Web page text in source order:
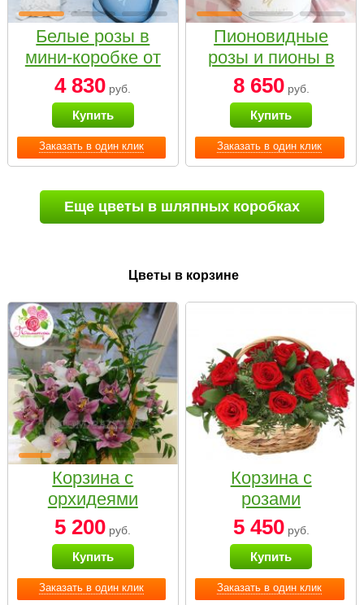
Заказать в один клик
Белые розы в
мини-коробке от
Bella Fiori
4 830 руб.
Купить
Заказать в один клик
Пионовидные
розы и пионы в
белой коробке
Small
8 650руб.
Купить
Еще цветы в шляпных коробках
Цветы в корзине
Заказать в один клик
Корзина с
орхидеями
малая
5 200 руб.
Купить
Заказать в один клик
Корзина с
розами
«Красный
Париж»
5 450руб.
Купить